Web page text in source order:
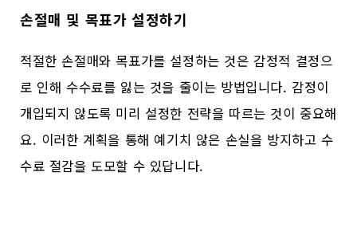
손절매 및 목표가 설정하기
적절한 손절매와 목표가를 설정하는 것은 감정적 결정으
로 인해 수수료를 잃는 것을 줄이는 방법입니다. 감정이
개입되지 않도록 미리 설정한 전략을 따르는 것이 중요해
요. 이러한 계획을 통해 예기치 않은 손실을 방지하고 수
수료 절감을 도모할 수 있답니다.